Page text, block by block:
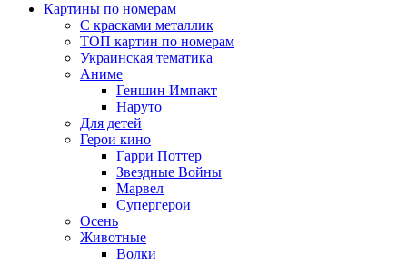
Картины по номерам
С красками металлик
ТОП картин по номерам
Украинская тематика
Аниме
Геншин Импакт
Наруто
Для детей
Герои кино
Гарри Поттер
Звездные Войны
Марвел
Супергерои
Осень
Животные
Волки